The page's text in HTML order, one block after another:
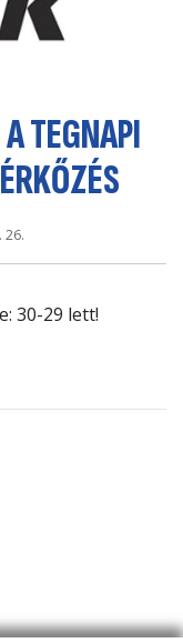
TEGNAPI
26.
30-29 lett!